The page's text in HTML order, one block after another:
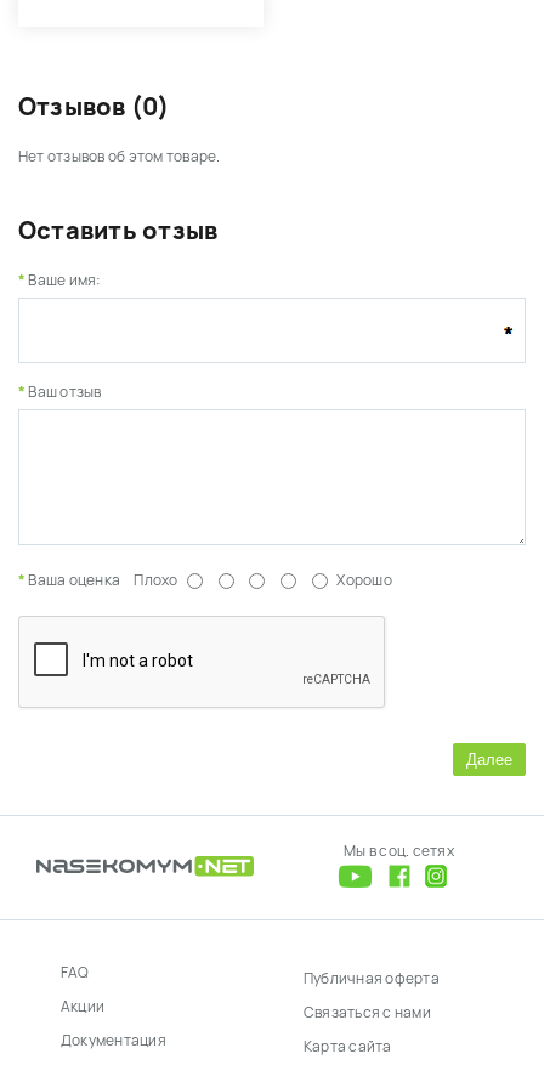
Отзывов (0)
Нет отзывов об этом товаре.
Оставить отзыв
Ваше имя:
Ваш отзыв
Ваша оценка Плохо Хорошо
Далее
Мы в соц. сетях
FAQ
Акции
Документация
Публичная оферта
Связаться с нами
Карта сайта